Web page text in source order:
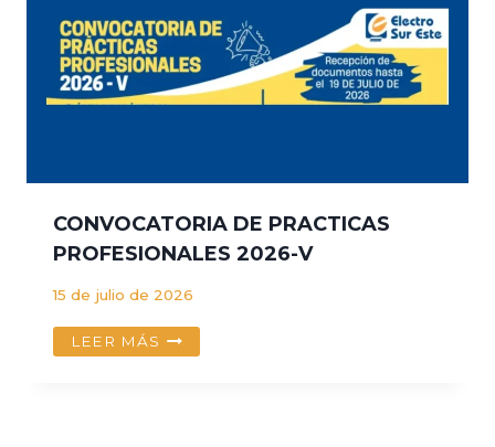
CONVOCATORIA DE PRACTICAS
PROFESIONALES 2026-V
15 de julio de 2026
LEER MÁS CONVOCATORIA